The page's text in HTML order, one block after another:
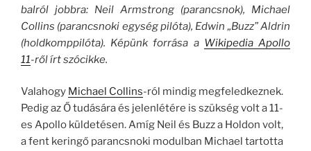
balról jobbra: Neil Armstrong (parancsnok), Michael
Collins (parancsnoki egység pilóta), Edwin „Buzz” Aldrin
(holdkomppilóta). Képünk forrása a Wikipedia Apollo
11-ről írt szócikke.
Valahogy Michael Collins-ról mindig megfeledkeznek.
Pedig az Ő tudására és jelenlétére is szükség volt a 11-
es Apollo küldetésen. Amíg Neil és Buzz a Holdon volt,
a fent keringő parancsnoki modulban Michael tartotta